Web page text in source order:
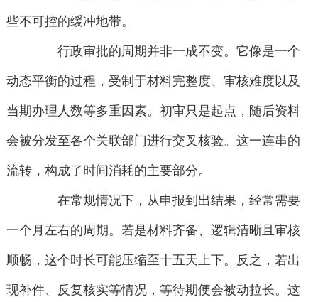
些不可控的缓冲地带。
行政审批的周期并非一成不变。它像是一个
动态平衡的过程，受制于材料完整度、审核难度以及
当期办理人数等多重因素。初审只是起点，随后资料
会被分发至各个关联部门进行交叉核验。这一连串的
流转，构成了时间消耗的主要部分。
在常规情况下，从申报到出结果，经常需要
一个月左右的周期。若是材料齐备、逻辑清晰且审核
顺畅，这个时长可能压缩至十五天上下。反之，若出
现补件、反复核实等情况，等待期便会被动拉长。这